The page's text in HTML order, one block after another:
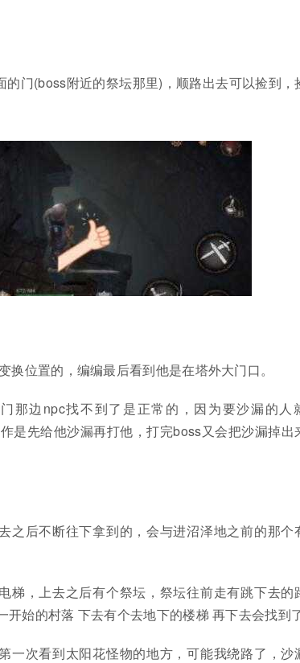
门(boss附近的祭坛那里)，顺路出去可以捡到，
位置的，编编最后看到他是在塔外大门口。
那边npc找不到了是正常的，因为要沙漏的人
是先给他沙漏再打他，打完boss又会把沙漏掉出
之后不断往下拿到的，会与进沼泽地之前的那个
梯，上去之后有个祭坛，祭坛往前走有跳下去的
开始的村落 下去有个去地下的楼梯 再下去会找到
一次看到太阳花怪物的地方，可能我绕路了，沙